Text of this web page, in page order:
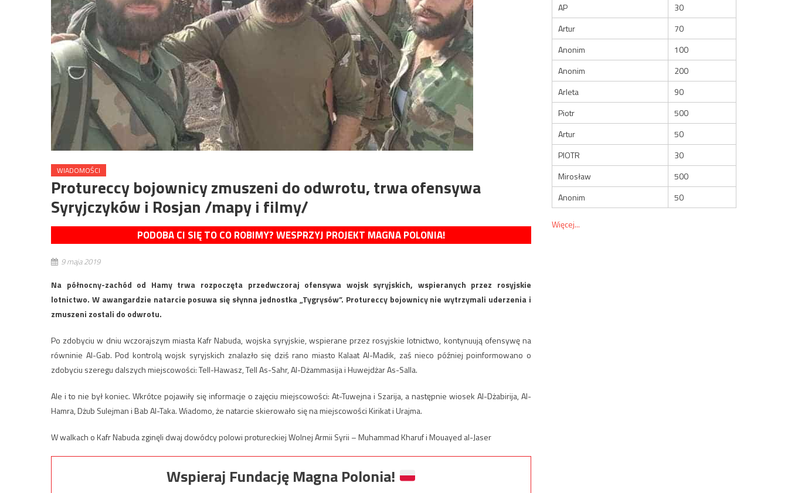
WIADOMOŚCI
Protureccy bojownicy zmuszeni do odwrotu, trwa ofensywa
Syryjczyków i Rosjan /mapy i filmy/
PODOBA CI SIĘ TO CO ROBIMY? WESPRZYJ PROJEKT MAGNA POLONIA!
9 maja 2019
Na północny-zachód od Hamy trwa rozpoczęta przedwczoraj ofensywa wojsk syryjskich, wspieranych przez rosyjskie
lotnictwo. W awangardzie natarcie posuwa się słynna jednostka „Tygrysów”. Protureccy bojownicy nie wytrzymali uderzenia i
zmuszeni zostali do odwrotu.
Po zdobyciu w dniu wczorajszym miasta Kafr Nabuda, wojska syryjskie, wspierane przez rosyjskie lotnictwo, kontynuują ofensywę na
równinie Al-Gab. Pod kontrolą wojsk syryjskich znalazło się dziś rano miasto Kalaat Al-Madik, zaś nieco później poinformowano o
zdobyciu szeregu dalszych miejscowości: Tell-Hawasz, Tell As-Sahr, Al-Dżammasija i Huwejdżar As-Salla.
Ale i to nie był koniec. Wkrótce pojawiły się informacje o zajęciu miejscowości: At-Tuwejna i Szarija, a następnie wiosek Al-Dżabirija, Al-
Hamra, Dżub Sulejman i Bab Al-Taka. Wiadomo, że natarcie skierowało się na miejscowości Kirikat i Urajma.
W walkach o Kafr Nabuda zginęli dwaj dowódcy polowi protureckiej Wolnej Armii Syrii – Muhammad Kharuf i Mouayed al-Jaser
Wspieraj Fundację Magna Polonia!
AP
30
Artur
70
Anonim
100
Anonim
200
Arleta
90
Piotr
500
Artur
50
PIOTR
30
Mirosław
500
Anonim
50
Więcej...